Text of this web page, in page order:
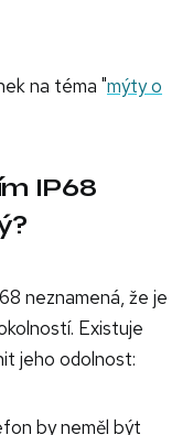
na téma "mýty o
IP68
neznamená, že je
Existuje
jeho odolnost:
by neměl být